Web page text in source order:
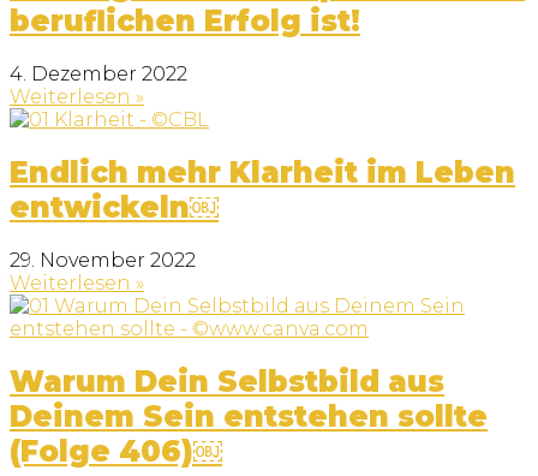
beruflichen Erfolg ist!
4. Dezember 2022
Weiterlesen »
Endlich mehr Klarheit im Leben
entwickeln￼
29. November 2022
Weiterlesen »
Warum Dein Selbstbild aus
Deinem Sein entstehen sollte
(Folge 406)￼